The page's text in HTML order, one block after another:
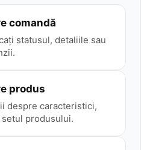
comandă
statusul, detaliile sau
produs
despre caracteristici,
produsului.